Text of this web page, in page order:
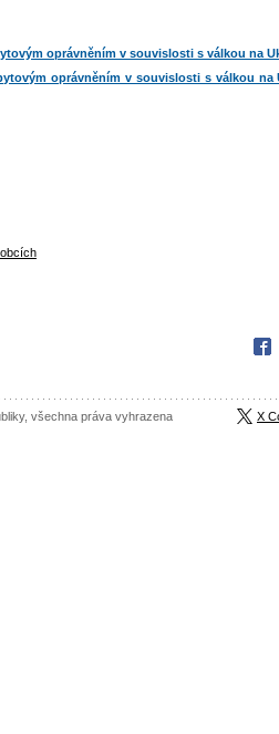
oprávněním v souvislosti s válkou na
oprávněním v souvislosti s válkou na
všechna práva vyhrazena X